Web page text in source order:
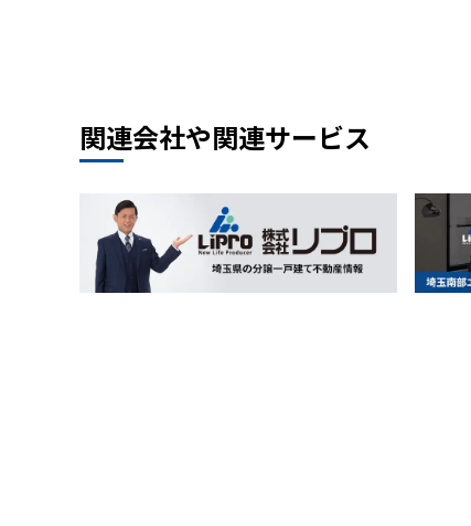
関連会社や関連サービス